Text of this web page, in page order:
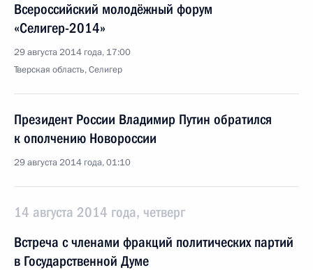
Всероссийский молодёжный форум
«Селигер-2014»
29 августа 2014 года, 17:00
Тверская область, Селигер
Президент России Владимир Путин обратился
к ополчению Новороссии
29 августа 2014 года, 01:10
14 августа 2014 года, четверг
Встреча с членами фракций политических партий
в Государственной Думе